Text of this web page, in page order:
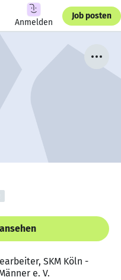
Anmelden
Job posten
SKM Köln -
e. V.